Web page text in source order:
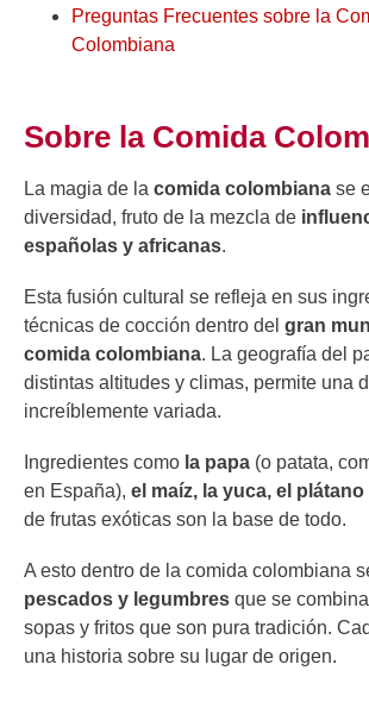
Preguntas Frecuentes sobre la
Colombiana
Sobre la Comida
La magia de la comida colombiana se
diversidad, fruto de la mezcla de
españolas y africanas.
Esta fusión cultural se refleja en sus
técnicas de cocción dentro del gran
comida colombiana. La geografía del
distintas altitudes y climas, permite una
increíblemente variada.
Ingredientes como la papa (o patata,
en España), el maíz, la yuca, el plátano
de frutas exóticas son la base de todo.
A esto dentro de la comida colombiana
pescados y legumbres que se
sopas y fritos que son pura tradición.
una historia sobre su lugar de origen.